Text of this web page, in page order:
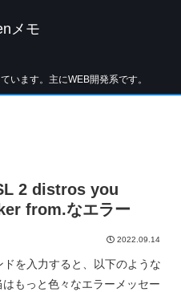
メモ
います。主にWEB開発系です。
2 distros you
from.なエラー
2022.09.14
を入力すると、以下のような
もっと色々なエラーメッセー